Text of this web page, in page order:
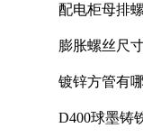
配电柜母排
膨胀螺丝尺
镀锌方管有
D400球墨铸